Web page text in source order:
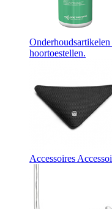
Onderhoudsartikelen
hoortoestellen.
Accessoires